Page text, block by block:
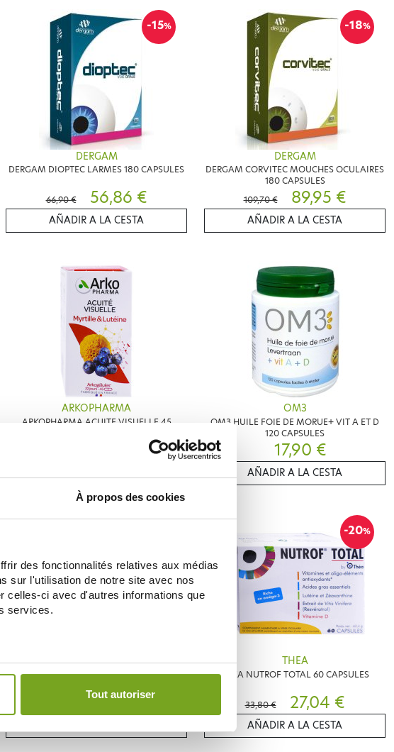
À propos des cookies
des fonctionnalités relatives aux médias
sur l'utilisation de notre site avec nos
celles-ci avec d'autres informations que
services.
Tout autoriser
-15%
DERGAM
DERGAM DIOPTEC LARMES 180 CAPSULES
66,90 € 56,86 €
AÑADIR A LA CESTA
-18%
DERGAM
DERGAM CORVITEC MOUCHES OCULAIRES
180 CAPSULES
109,70 €
89,95 €
AÑADIR A LA CESTA
ARKOPHARMA
ARKOPHARMA ACUITE VISUELLE 45
OM3
OM3 HUILE FOIE DE MORUE+ VIT A ET D
120 CAPSULES
17,90 €
AÑADIR A LA CESTA
VISIOPREV
VISIOPREV DUO 180 CAPSULES VISION
41,08 €
-20%
THEA
THEA NUTROF TOTAL 60 CAPSULES
33,80 € 27,04 €
AÑADIR A LA CESTA